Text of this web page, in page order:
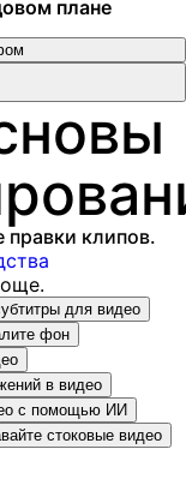
плане
фото и
самыми мощными
Flex.2 Klein
clips
текста и
and deliver
and more
из терминала или
and ChatGPT
правки клипов.
для видео
фон
в видео
с помощью ИИ
стоковые видео